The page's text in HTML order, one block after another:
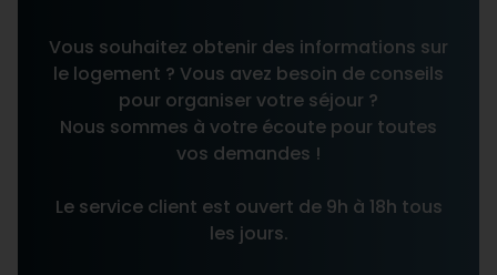
Vous souhaitez obtenir des informations sur
le logement ? Vous avez besoin de conseils
pour organiser votre séjour ?
Nous sommes à votre écoute pour toutes
vos demandes !
Le service client est ouvert de 9h à 18h tous
les jours.